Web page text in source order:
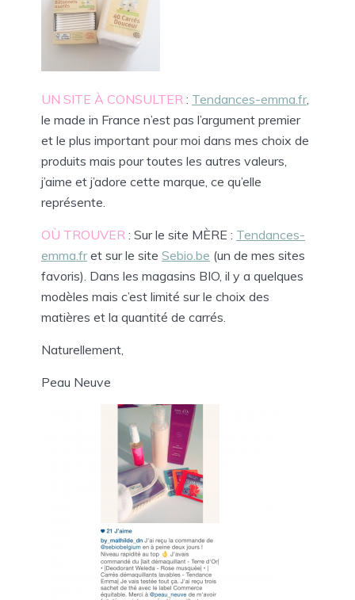
UN SITE À CONSULTER : Tendances-emma.fr,
le made in France n’est pas l’argument premier
et le plus important pour moi dans mes choix de
produits mais pour toutes les autres valeurs,
j’aime et j’adore cette marque, ce qu’elle
représente.
OÙ TROUVER : Sur le site MÈRE : Tendances-
emma.fret sur le site Sebio.be (un de mes sites
favoris). Dans les magasins BIO, il y a quelques
modèles mais c’est limité sur le choix des
matières et la quantité de carrés.
Naturellement,
Peau Neuve